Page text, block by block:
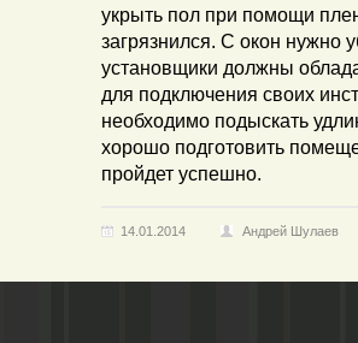
укрыть пол при помощи
загрязнился. С окон нужно
установщики должны
для подключения своих
необходимо подыскать
хорошо подготовить
пройдет успешно.
14.01.2014 Андрей Шулаев